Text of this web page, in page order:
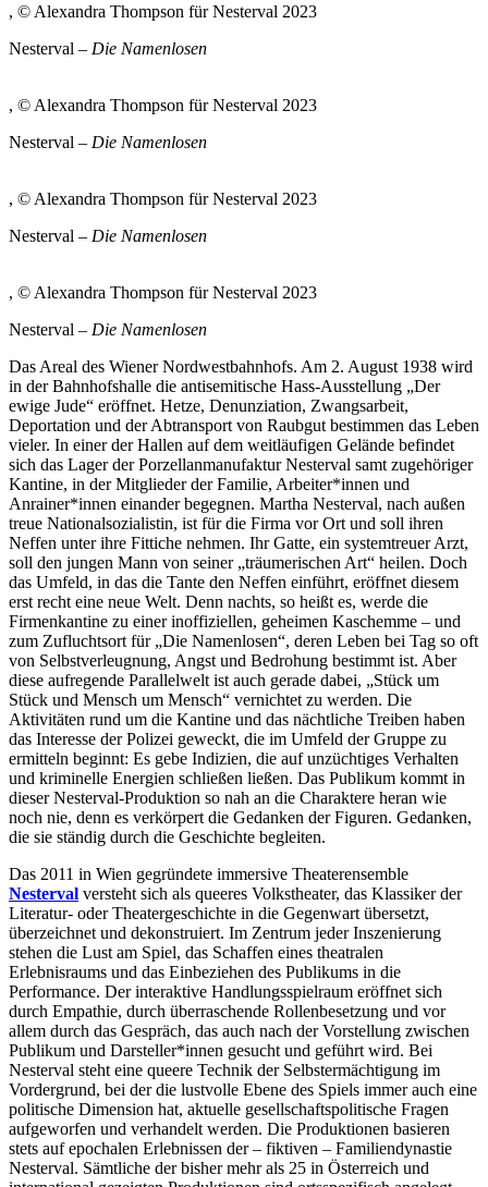
, © Alexandra Thompson für Nesterval 2023
Nesterval – Die Namenlosen
, © Alexandra Thompson für Nesterval 2023
Nesterval – Die Namenlosen
, © Alexandra Thompson für Nesterval 2023
Nesterval – Die Namenlosen
, © Alexandra Thompson für Nesterval 2023
Nesterval – Die Namenlosen
Das Areal des Wiener Nordwestbahnhofs. Am 2. August 1938 wird
in der Bahnhofshalle die antisemitische Hass-Ausstellung „Der
ewige Jude“ eröffnet. Hetze, Denunziation, Zwangsarbeit,
Deportation und der Abtransport von Raubgut bestimmen das Leben
vieler. In einer der Hallen auf dem weitläufigen Gelände befindet
sich das Lager der Porzellanmanufaktur Nesterval samt zugehöriger
Kantine, in der Mitglieder der Familie, Arbeiter*innen und
Anrainer*innen einander begegnen. Martha Nesterval, nach außen
treue Nationalsozialistin, ist für die Firma vor Ort und soll ihren
Neffen unter ihre Fittiche nehmen. Ihr Gatte, ein systemtreuer Arzt,
soll den jungen Mann von seiner „träumerischen Art“ heilen. Doch
das Umfeld, in das die Tante den Neffen einführt, eröffnet diesem
erst recht eine neue Welt. Denn nachts, so heißt es, werde die
Firmenkantine zu einer inoffiziellen, geheimen Kaschemme – und
zum Zufluchtsort für „Die Namenlosen“, deren Leben bei Tag so oft
von Selbstverleugnung, Angst und Bedrohung bestimmt ist. Aber
diese aufregende Parallelwelt ist auch gerade dabei, „Stück um
Stück und Mensch um Mensch“ vernichtet zu werden. Die
Aktivitäten rund um die Kantine und das nächtliche Treiben haben
das Interesse der Polizei geweckt, die im Umfeld der Gruppe zu
ermitteln beginnt: Es gebe Indizien, die auf unzüchtiges Verhalten
und kriminelle Energien schließen ließen. Das Publikum kommt in
dieser Nesterval-Produktion so nah an die Charaktere heran wie
noch nie, denn es verkörpert die Gedanken der Figuren. Gedanken,
die sie ständig durch die Geschichte begleiten.
Das 2011 in Wien gegründete immersive Theaterensemble
Nesterval versteht sich als queeres Volkstheater, das Klassiker der
Literatur- oder Theatergeschichte in die Gegenwart übersetzt,
überzeichnet und dekonstruiert. Im Zentrum jeder Inszenierung
stehen die Lust am Spiel, das Schaffen eines theatralen
Erlebnisraums und das Einbeziehen des Publikums in die
Performance. Der interaktive Handlungsspielraum eröffnet sich
durch Empathie, durch überraschende Rollenbesetzung und vor
allem durch das Gespräch, das auch nach der Vorstellung zwischen
Publikum und Darsteller*innen gesucht und geführt wird. Bei
Nesterval steht eine queere Technik der Selbstermächtigung im
Vordergrund, bei der die lustvolle Ebene des Spiels immer auch eine
politische Dimension hat, aktuelle gesellschaftspolitische Fragen
aufgeworfen und verhandelt werden. Die Produktionen basieren
stets auf epochalen Erlebnissen der – fiktiven – Familiendynastie
Nesterval. Sämtliche der bisher mehr als 25 in Österreich und